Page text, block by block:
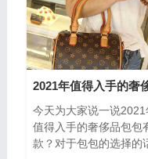
今天为大家说一说2021
值得入手的奢侈品包包
款？对于包包的选择的